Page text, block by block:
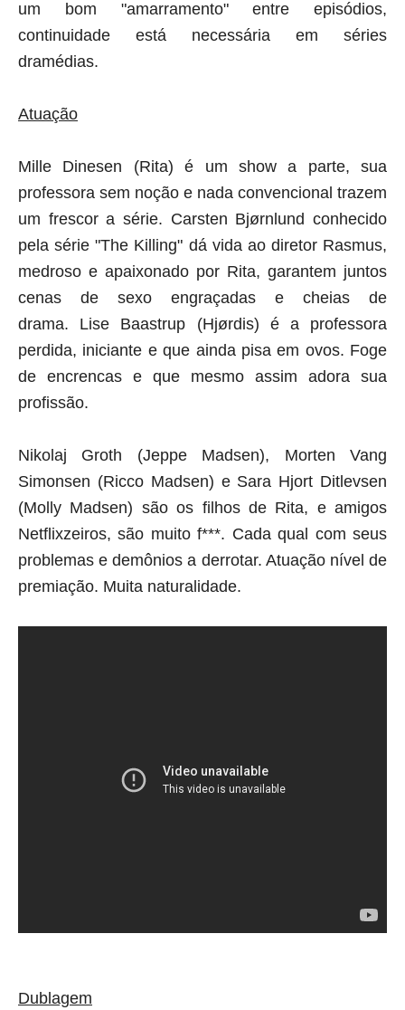
um bom "amarramento" entre episódios,
continuidade está necessária em séries
dramédias.
Atuação
Mille Dinesen (Rita) é um show a parte, sua
professora sem noção e nada convencional trazem
um frescor a série. Carsten Bjørnlund conhecido
pela série "The Killing" dá vida ao diretor Rasmus,
medroso e apaixonado por Rita, garantem juntos
cenas de sexo engraçadas e cheias de
drama. Lise Baastrup (Hjørdis) é a professora
perdida, iniciante e que ainda pisa em ovos. Foge
de encrencas e que mesmo assim adora sua
profissão.
Nikolaj Groth (Jeppe Madsen), Morten Vang
Simonsen (Ricco Madsen) e Sara Hjort Ditlevsen
(Molly Madsen) são os filhos de Rita, e amigos
Netflixzeiros, são muito f***. Cada qual com seus
problemas e demônios a derrotar. Atuação nível de
premiação. Muita naturalidade.
Dublagem